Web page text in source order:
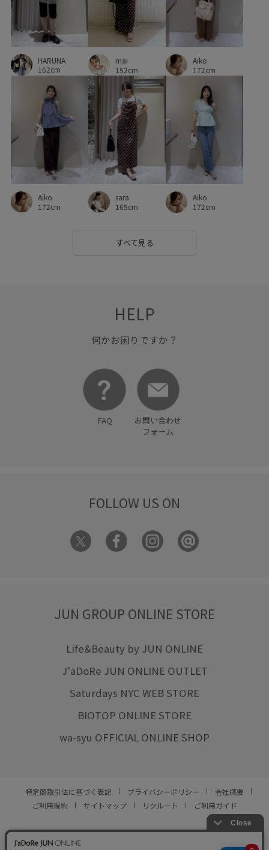
ドロストデザイン ナイロン パンツにもスカートにも
フェミニン フレアデニム ブラウス ベーシック
ペプラム ポリエステル レーストップス
ワイドパンツ 伸縮性 冷房対策
別注アイテム 別注コラボバッグ 合わせやすい
女性らしい印象 安定感 定番 履きやすい
抗菌防臭 撥水加工 歩きやすい
涼しげ 爽やか 着やすい 着回しやすい
秋にぴったり 秋冬 細見え 自宅で洗える
防臭効果 靴下
HARUNA
162cm
mai
152cm
Aiko
172cm
Aiko
172cm
sara
165cm
Aiko
172cm
すべて見る
HELP
何かお困りですか？
FAQ
お問い合わせ
フォーム
FOLLOW US ON
JUN GROUP ONLINE STORE
Life&Beauty by JUN ONLINE
J'aDoRe JUN ONLINE OUTLET
Saturdays NYC WEB STORE
BIOTOP ONLINE STORE
wa-syu OFFICIAL ONLINE SHOP
特定商取引法に基づく表記 プライバシーポリシー
会社概要
ご利用規約
サイトマップ リクルート ご利用ガイド